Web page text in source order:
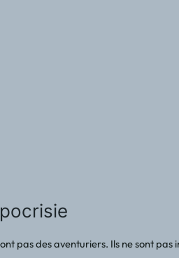
pas des aventuriers. Ils ne sont